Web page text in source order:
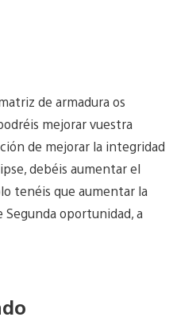
de armadura os
mejorar vuestra
de mejorar la integridad
debéis aumentar el
tenéis que aumentar la
oportunidad, a